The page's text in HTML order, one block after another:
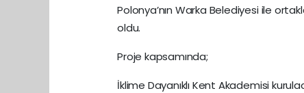
Polonya’nın Warka Belediyesi ile
oldu.
Proje kapsamında;
İklime Dayanıklı Kent Akademisi